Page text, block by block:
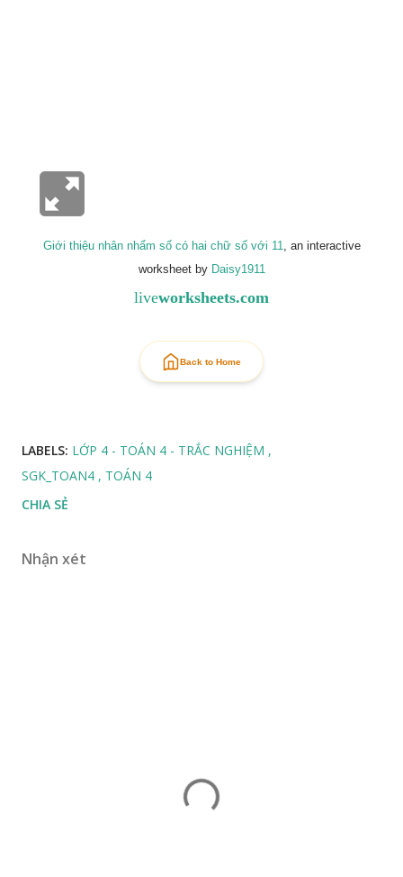
Giới thiệu nhân nhẩm số có hai chữ số với 11, an interactive
worksheet by Daisy1911
liveworksheets.com
Back to Home
LABELS: LỚP 4 - TOÁN 4 - TRẮC NGHIỆM
SGK_TOAN4
TOÁN 4
CHIA SẺ
Nhận xét